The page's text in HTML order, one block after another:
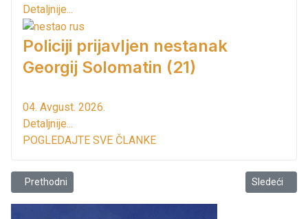
Detaljnije...
Policiji prijavljen nestanak
Georgij Solomatin (21)
04. Avgust. 2026.
Detaljnije...
POGLEDAJTE SVE ČLANKE
Prethodni članak: U fokusu CG avioflota!
Prethodni Sledeći
Sledeći